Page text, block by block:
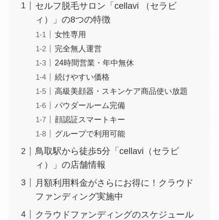
セルフ脱毛サロン「cellavi （セラビ
ィ）」の8つの特徴
女性専用
完全無人運営
24時間営業・年中無休
続けやすい価格
高級美顔器・スキンケア商品使い放題
パウダールーム完備
顔認証スマートキー
グループで利用可能
鳥取駅から徒歩5分「cellavi（セラビ
ィ）」の店舗情報
月額利用料金がさらにお得に！クラウド
ファンディング実施中
クラウドファンディングのスケジュール